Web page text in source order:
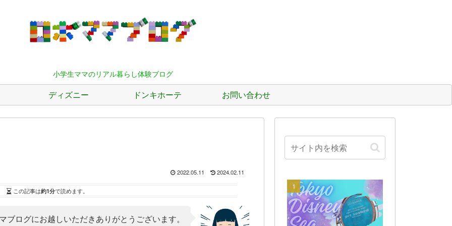
小学生ママのリアル暮らし体験ブログ
ディズニー ドンキホーテ お問い合わせ
2022.05.11 2024.02.11
この記事は約1分で読めます。
ブログにお越しいただきありがとうございます。